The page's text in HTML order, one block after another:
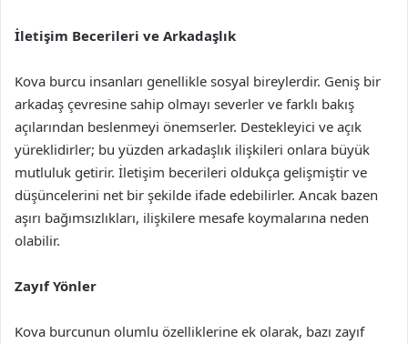
İletişim Becerileri ve Arkadaşlık
Kova burcu insanları genellikle sosyal bireylerdir. Geniş bir
arkadaş çevresine sahip olmayı severler ve farklı bakış
açılarından beslenmeyi önemserler. Destekleyici ve açık
yüreklidirler; bu yüzden arkadaşlık ilişkileri onlara büyük
mutluluk getirir. İletişim becerileri oldukça gelişmiştir ve
düşüncelerini net bir şekilde ifade edebilirler. Ancak bazen
aşırı bağımsızlıkları, ilişkilere mesafe koymalarına neden
olabilir.
Zayıf Yönler
Kova burcunun olumlu özelliklerine ek olarak, bazı zayıf